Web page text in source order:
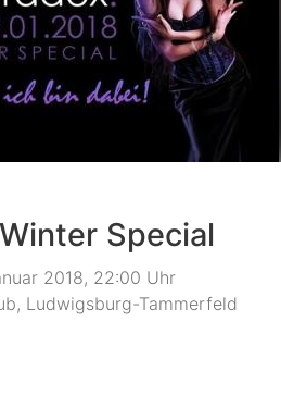
Special
2018, 22:00 Uhr
Ludwigsburg-Tammerfeld